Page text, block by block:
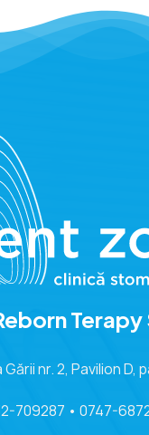
Terapy
nr. 2, Pavilion D,
709287 • 0747-